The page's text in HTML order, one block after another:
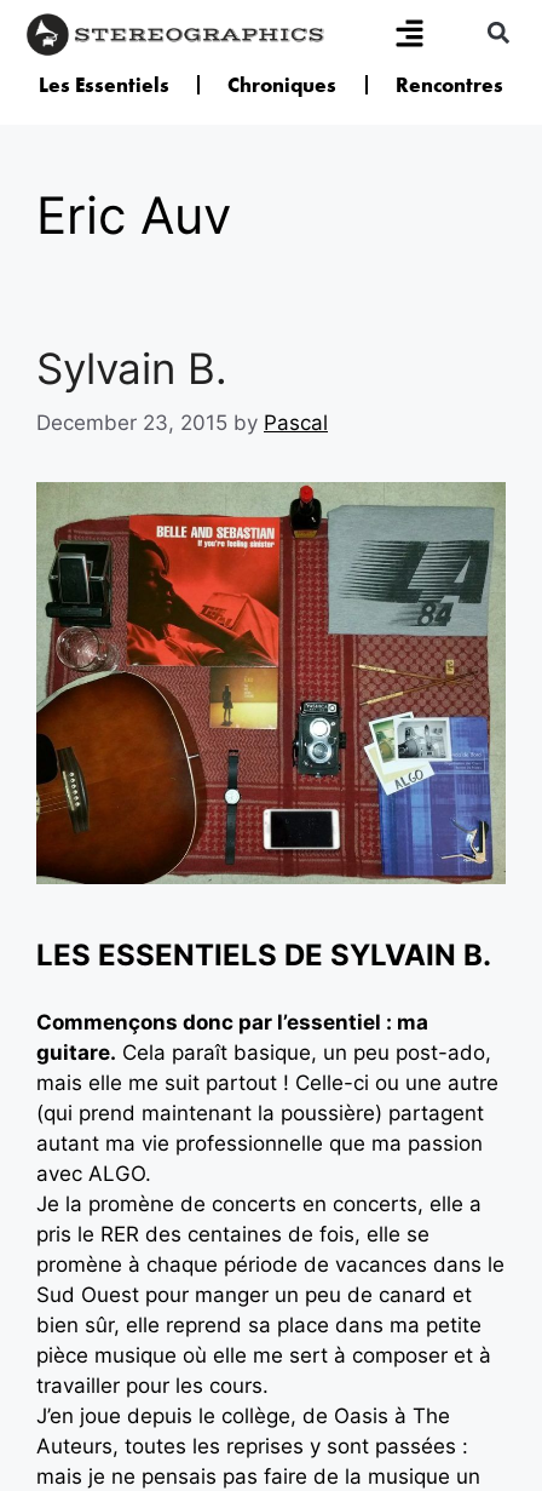
Les Essentiels Chroniques Rencontres
Eric Auv
Sylvain B.
December 23, 2015 by Pascal
LES ESSENTIELS DE SYLVAIN B.
Commençons donc par l’essentiel : ma
guitare. Cela paraît basique, un peu post-ado,
mais elle me suit partout ! Celle-ci ou une autre
(qui prend maintenant la poussière) partagent
autant ma vie professionnelle que ma passion
avec ALGO.
Je la promène de concerts en concerts, elle a
pris le RER des centaines de fois, elle se
promène à chaque période de vacances dans le
Sud Ouest pour manger un peu de canard et
bien sûr, elle reprend sa place dans ma petite
pièce musique où elle me sert à composer et à
travailler pour les cours.
J’en joue depuis le collège, de Oasis à The
Auteurs, toutes les reprises y sont passées :
mais je ne pensais pas faire de la musique un